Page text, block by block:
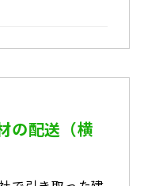
の配送（横